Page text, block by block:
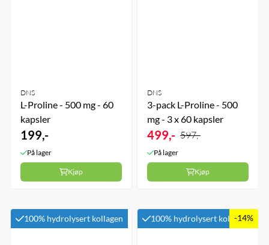
DNS
L-Proline - 500 mg - 60
kapsler
199,-
På lager
Kjøp
DNS
3-pack L-Proline - 500
mg - 3 x 60 kapsler
499,- 597,-
På lager
Kjøp
100% hydrolysert kollagen 100% hydrolysert kollagen
-14%